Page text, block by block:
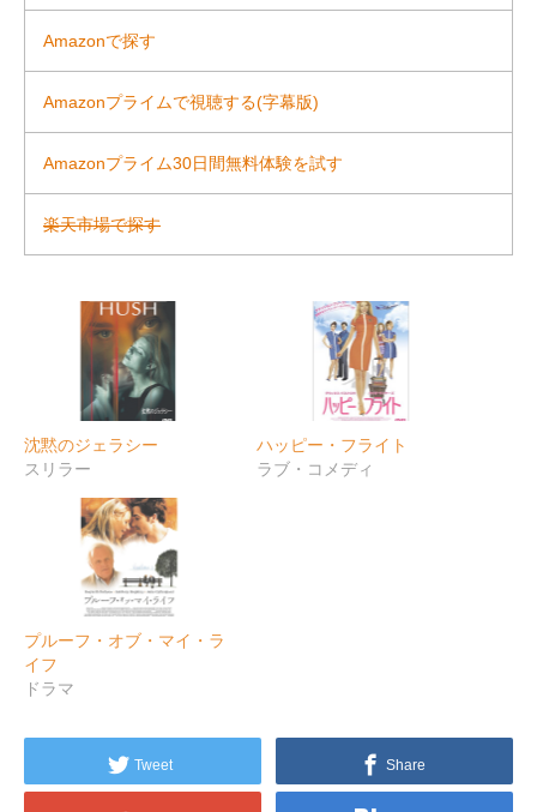
Amazonで探す
Amazonプライムで視聴する(字幕版)
Amazonプライム30日間無料体験を試す
楽天市場で探す
沈黙のジェラシー
スリラー
ハッピー・フライト
ラブ・コメディ
プルーフ・オブ・マイ・ラ
イフ
ドラマ
Tweet Share